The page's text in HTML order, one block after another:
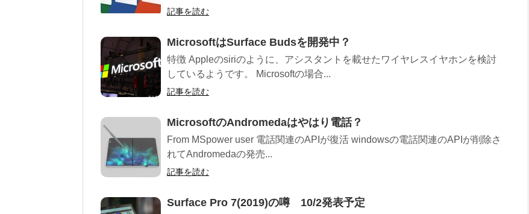
記事を読む
MicrosoftはSurface Budsを開発中？
特徴 Appleのsiriのように、アシスタントを載せたワイヤレスイヤホンを検討
しているようです。 Microsoftの場合...
記事を読む
MicrosoftのAndromedaはやはり電話？
From MSpower user 電話関連のAPIが復活 windowsの電話関連のAPIが削除さ
れてAndromedaの発売...
記事を読む
Surface Pro 7(2019)の噂 10/2発表予定